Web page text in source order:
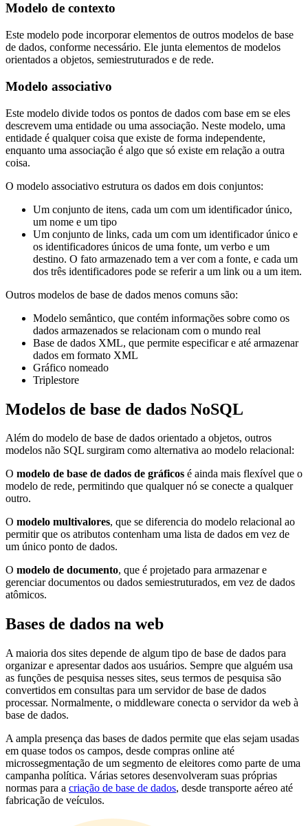
Modelo de contexto
Este modelo pode incorporar elementos de outros modelos de base
de dados, conforme necessário. Ele junta elementos de modelos
orientados a objetos, semiestruturados e de rede.
Modelo associativo
Este modelo divide todos os pontos de dados com base em se eles
descrevem uma entidade ou uma associação. Neste modelo, uma
entidade é qualquer coisa que existe de forma independente,
enquanto uma associação é algo que só existe em relação a outra
coisa.
O modelo associativo estrutura os dados em dois conjuntos:
Um conjunto de itens, cada um com um identificador único,
um nome e um tipo
Um conjunto de links, cada um com um identificador único e
os identificadores únicos de uma fonte, um verbo e um
destino. O fato armazenado tem a ver com a fonte, e cada um
dos três identificadores pode se referir a um link ou a um item.
Outros modelos de base de dados menos comuns são:
Modelo semântico, que contém informações sobre como os
dados armazenados se relacionam com o mundo real
Base de dados XML, que permite especificar e até armazenar
dados em formato XML
Gráfico nomeado
Triplestore
Modelos de base de dados NoSQL
Além do modelo de base de dados orientado a objetos, outros
modelos não SQL surgiram como alternativa ao modelo relacional:
O modelo de base de dados de gráficos é ainda mais flexível que o
modelo de rede, permitindo que qualquer nó se conecte a qualquer
outro.
O modelo multivalores, que se diferencia do modelo relacional ao
permitir que os atributos contenham uma lista de dados em vez de
um único ponto de dados.
O modelo de documento, que é projetado para armazenar e
gerenciar documentos ou dados semiestruturados, em vez de dados
atômicos.
Bases de dados na web
A maioria dos sites depende de algum tipo de base de dados para
organizar e apresentar dados aos usuários. Sempre que alguém usa
as funções de pesquisa nesses sites, seus termos de pesquisa são
convertidos em consultas para um servidor de base de dados
processar. Normalmente, o middleware conecta o servidor da web à
base de dados.
A ampla presença das bases de dados permite que elas sejam usadas
em quase todos os campos, desde compras online até
microssegmentação de um segmento de eleitores como parte de uma
campanha política. Várias setores desenvolveram suas próprias
normas para a criação de base de dados, desde transporte aéreo até
fabricação de veículos.